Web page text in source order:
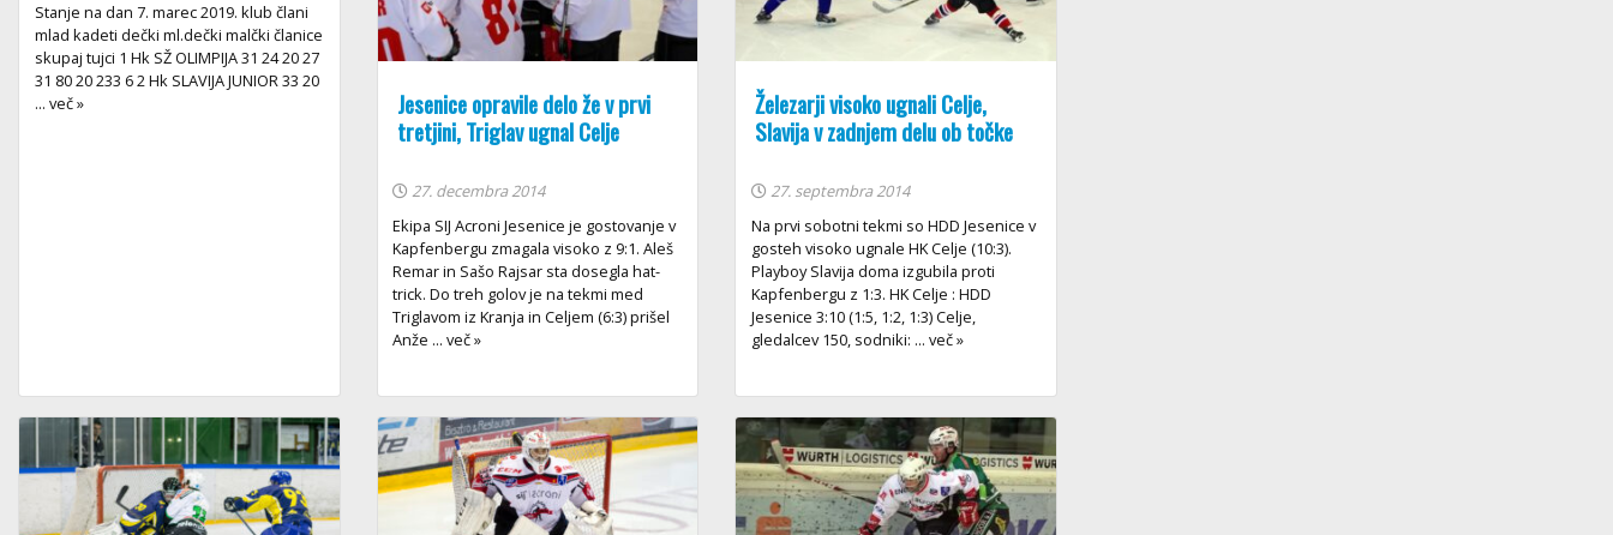
Stanje na dan 7. marec 2019. klub člani
mlad kadeti dečki ml.dečki malčki članice
skupaj tujci 1 Hk SŽ OLIMPIJA 31 24 20 27
31 80 20 233 6 2 Hk SLAVIJA JUNIOR 33 20
... več »
Jesenice opravile delo že v prvi
tretjini, Triglav ugnal Celje
27. decembra 2014
Ekipa SIJ Acroni Jesenice je gostovanje v
Kapfenbergu zmagala visoko z 9:1. Aleš
Remar in Sašo Rajsar sta dosegla hat-
trick. Do treh golov je na tekmi med
Triglavom iz Kranja in Celjem (6:3) prišel
Anže ... več »
Železarji visoko ugnali Celje,
Slavija v zadnjem delu ob točke
27. septembra 2014
Na prvi sobotni tekmi so HDD Jesenice v
gosteh visoko ugnale HK Celje (10:3).
Playboy Slavija doma izgubila proti
Kapfenbergu z 1:3. HK Celje : HDD
Jesenice 3:10 (1:5, 1:2, 1:3) Celje,
gledalcev 150, sodniki: ... več »